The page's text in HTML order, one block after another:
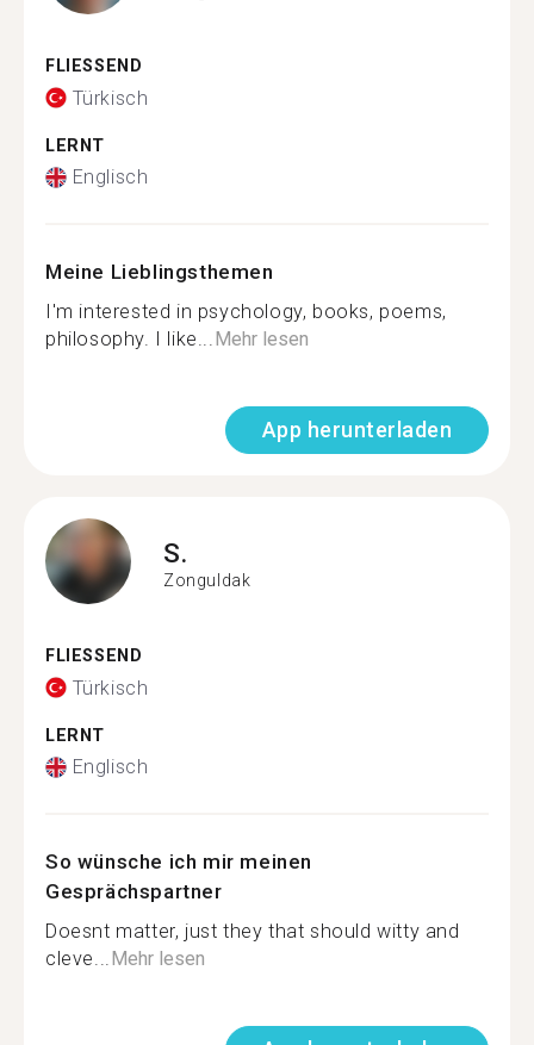
FLIESSEND
Türkisch
LERNT
Englisch
Meine Lieblingsthemen
I'm interested in psychology, books, poems,
philosophy. I like...Mehr lesen
App herunterladen
S.
Zonguldak
FLIESSEND
Türkisch
LERNT
Englisch
So wünsche ich mir meinen
Gesprächspartner
Doesnt matter, just they that should witty and
cleve...Mehr lesen